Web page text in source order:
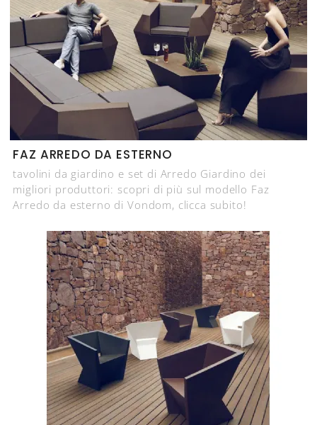
FAZ ARREDO DA ESTERNO
tavolini da giardino e set di Arredo Giardino dei
migliori produttori: scopri di più sul modello Faz
Arredo da esterno di Vondom, clicca subito!